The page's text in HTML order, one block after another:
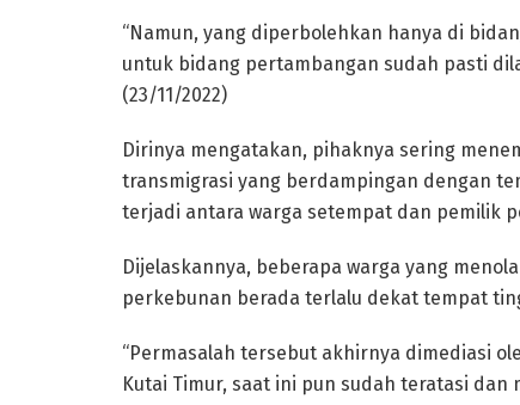
“Namun, yang diperbolehkan hanya di
untuk bidang pertambangan sudah pasti
(23/11/2022)
Dirinya mengatakan, pihaknya sering
transmigrasi yang berdampingan dengan
terjadi antara warga setempat dan pemilik
Dijelaskannya, beberapa warga yang
perkebunan berada terlalu dekat tempat
“Permasalah tersebut akhirnya dimediasi
Kutai Timur, saat ini pun sudah teratasi dan